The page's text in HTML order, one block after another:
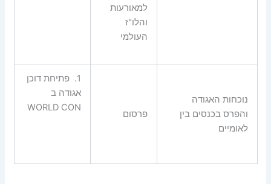
למאורעות
והלו"ז
העולמי
נוכחות האגודה
והפרס בכנסים בין
לאומיים
פרסום
1.
פתיחת דוכן
אגודה ב
WORLD CON